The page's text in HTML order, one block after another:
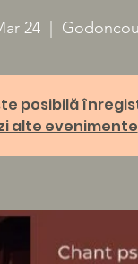
24
  |
posibilă
alte evenimente